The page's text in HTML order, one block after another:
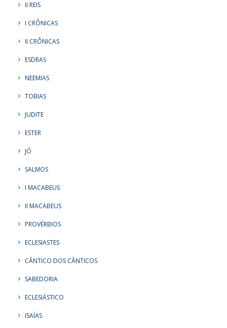
II REIS
I CRÔNICAS
II CRÔNICAS
ESDRAS
NEEMIAS
TOBIAS
JUDITE
ESTER
JÓ
SALMOS
I MACABEUS
II MACABEUS
PROVÉRBIOS
ECLESIASTES
CÂNTICO DOS CÂNTICOS
SABEDORIA
ECLESIÁSTICO
ISAÍAS